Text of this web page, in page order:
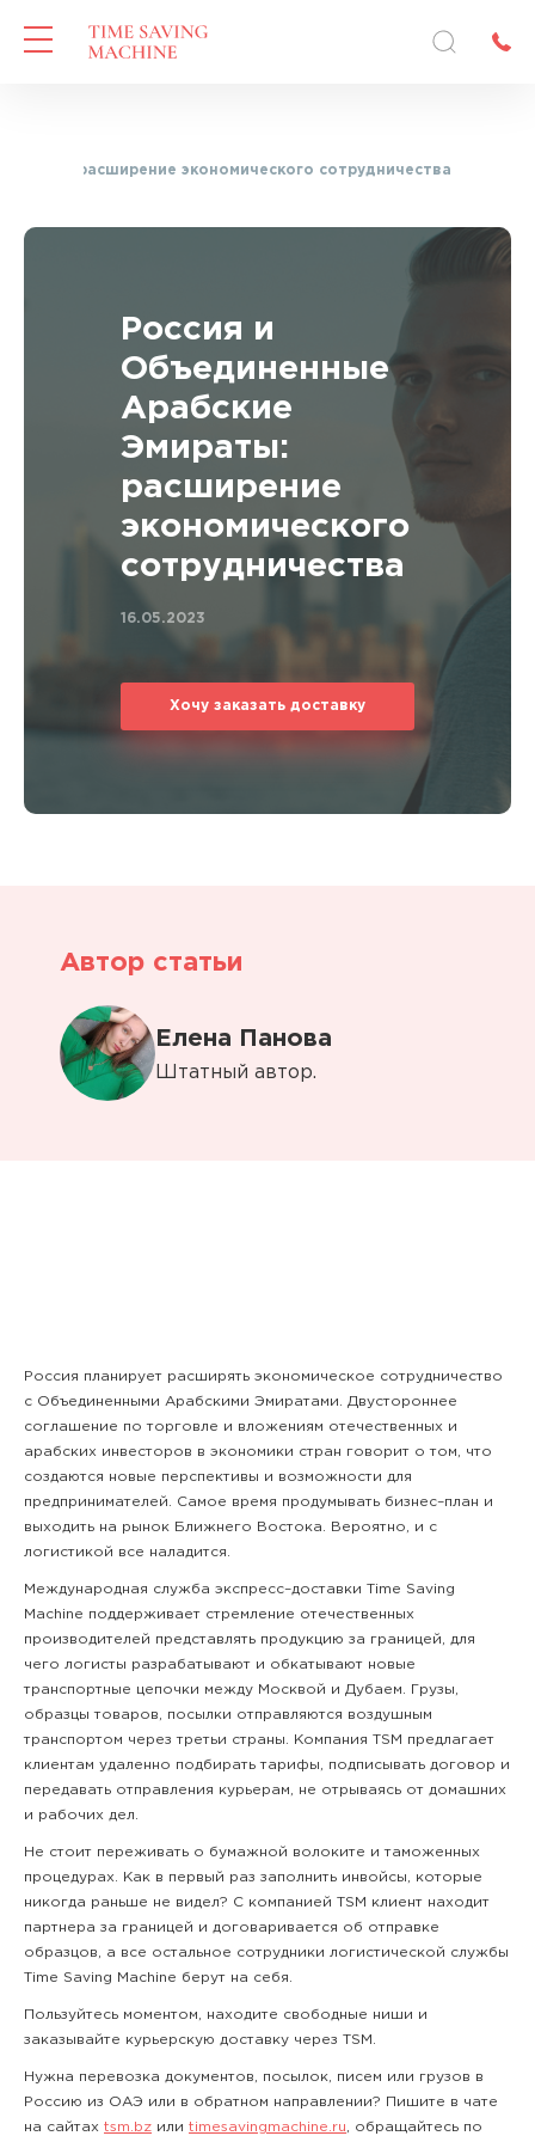
расширение экономического сотрудничества
Россия и
Объединенные
Арабские
Эмираты:
расширение
экономического
сотрудничества
16.05.2023
Хочу заказать доставку
Автор статьи
Елена Панова
Штатный автор.
Россия планирует расширять экономическое сотрудничество
с Объединенными Арабскими Эмиратами. Двустороннее
соглашение по торговле и вложениям отечественных и
арабских инвесторов в экономики стран говорит о том, что
создаются новые перспективы и возможности для
предпринимателей. Самое время продумывать бизнес–план и
выходить на рынок Ближнего Востока. Вероятно, и с
логистикой все наладится.
Международная служба экспресс–доставки Time Saving
Machine поддерживает стремление отечественных
производителей представлять продукцию за границей, для
чего логисты разрабатывают и обкатывают новые
транспортные цепочки между Москвой и Дубаем. Грузы,
образцы товаров, посылки отправляются воздушным
транспортом через третьи страны. Компания TSM предлагает
клиентам удаленно подбирать тарифы, подписывать договор и
передавать отправления курьерам, не отрываясь от домашних
и рабочих дел.
Не стоит переживать о бумажной волоките и таможенных
процедурах. Как в первый раз заполнить инвойсы, которые
никогда раньше не видел? С компанией TSM клиент находит
партнера за границей и договаривается об отправке
образцов, а все остальное сотрудники логистической службы
Time Saving Machine берут на себя.
Пользуйтесь моментом, находите свободные ниши и
заказывайте курьерскую доставку через TSM.
Нужна перевозка документов, посылок, писем или грузов в
Россию из ОАЭ или в обратном направлении? Пишите в чате
на сайтах tsm.bz или timesavingmachine.ru , обращайтесь по